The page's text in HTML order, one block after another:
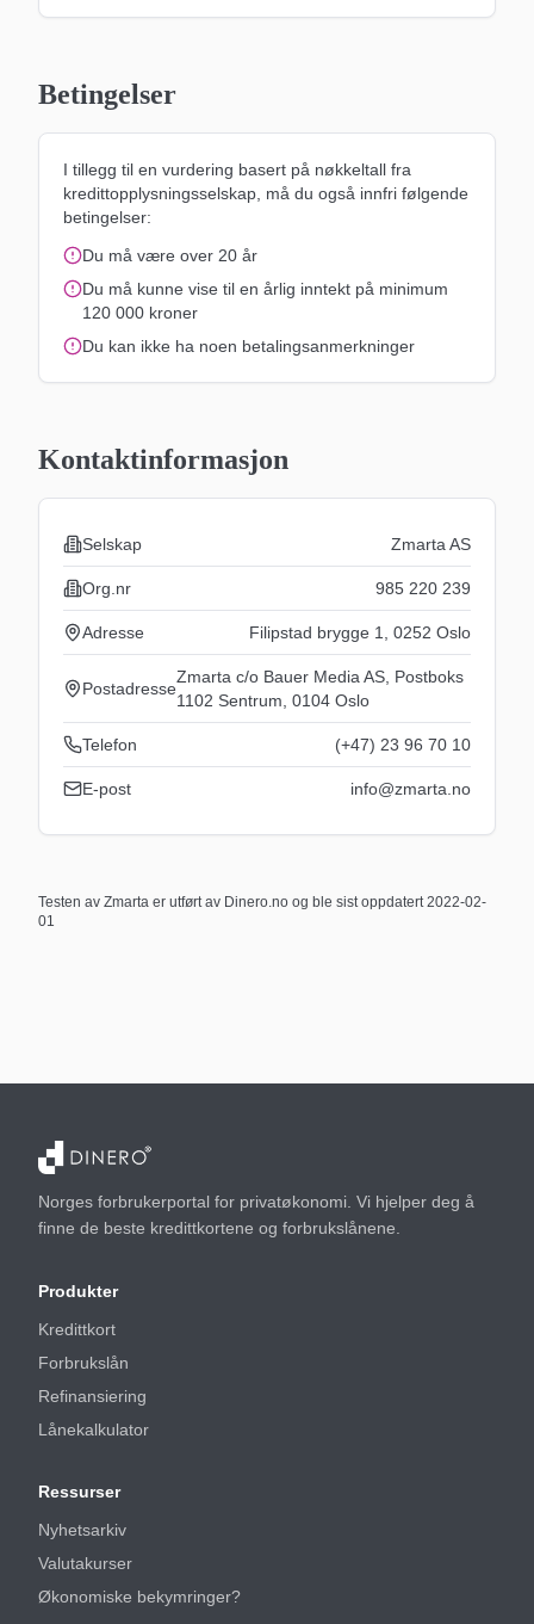
Betingelser
I tillegg til en vurdering basert på nøkkeltall fra
kredittopplysningsselskap, må du også innfri følgende
betingelser:
Du må være over 20 år
Du må kunne vise til en årlig inntekt på minimum
120 000 kroner
Du kan ikke ha noen betalingsanmerkninger
Kontaktinformasjon
Selskap Zmarta AS
Org.nr 985 220 239
Adresse Filipstad brygge 1, 0252 Oslo
Postadresse
Zmarta c/o Bauer Media AS, Postboks
1102 Sentrum, 0104 Oslo
Telefon (+47) 23 96 70 10
E-post info@zmarta.no
Testen av Zmarta er utført av Dinero.no og ble sist oppdatert2022-02-
01
Norges forbrukerportal for privatøkonomi. Vi hjelper deg å
finne de beste kredittkortene og forbrukslånene.
Produkter
Kredittkort
Forbrukslån
Refinansiering
Lånekalkulator
Ressurser
Nyhetsarkiv
Valutakurser
Økonomiske bekymringer?